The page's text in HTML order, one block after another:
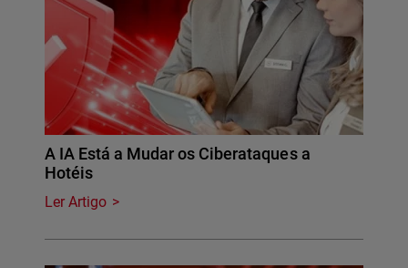
A IA Está a Mudar os Ciberataques a
Hotéis
Ler Artigo